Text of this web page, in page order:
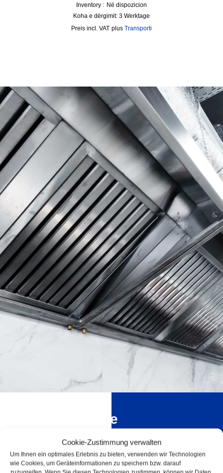
Cookie-Zustimmung verwalten
Um Ihnen ein optimales Erlebnis zu bieten, verwenden wir Technologien
wie Cookies, um Geräteinformationen zu speichern bzw. darauf
Inventory : Në dispozicion
Koha e dërgimit: 3 Werktage
incl. VAT plus Transporti
Përshkrimi dhe
funksionaliteti i produktit